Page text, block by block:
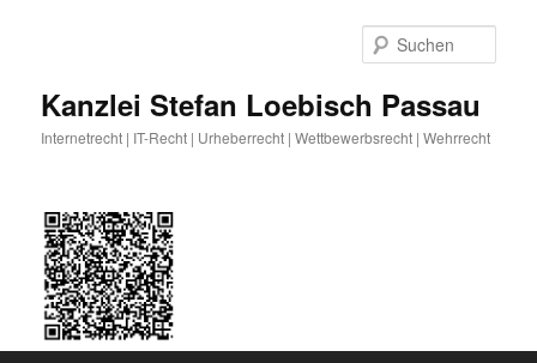
Kanzlei Stefan Loebisch Passau
Internetrecht | IT-Recht | Urheberrecht | Wettbewerbsrecht | Wehrrecht